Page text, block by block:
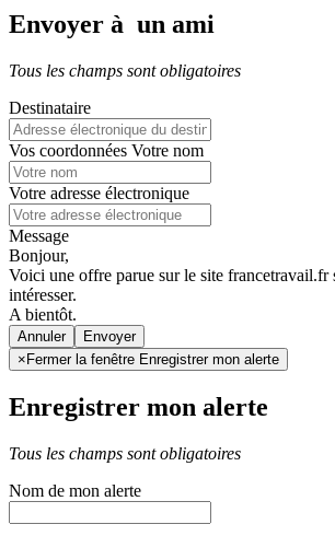
Envoyer à un ami
Tous les champs sont obligatoires
Destinataire
Vos coordonnées Votre nom
Votre adresse électronique
Message
Bonjour,
Voici une offre parue sur le site francetravail.fr
intéresser.
A bientôt.
Annuler
× Fermer la fenêtre Enregistrer mon alerte
Enregistrer mon alerte
Tous les champs sont obligatoires
Nom de mon alerte